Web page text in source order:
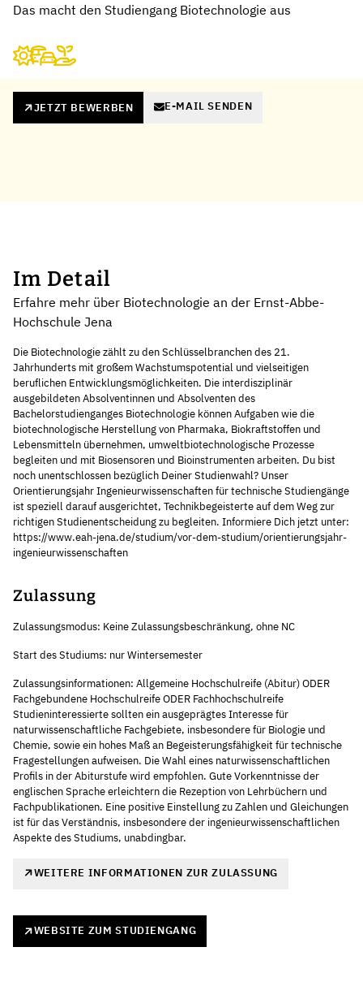
Das macht den Studiengang Biotechnologie aus
JETZT BEWERBEN E-MAIL SENDEN
Im Detail
Erfahre mehr über Biotechnologie an der Ernst-Abbe-
Hochschule Jena
Die Biotechnologie zählt zu den Schlüsselbranchen des 21.
Jahrhunderts mit großem Wachstumspotential und vielseitigen
beruflichen Entwicklungsmöglichkeiten. Die interdisziplinär
ausgebildeten Absolventinnen und Absolventen des
Bachelorstudienganges Biotechnologie können Aufgaben wie die
biotechnologische Herstellung von Pharmaka, Biokraftstoffen und
Lebensmitteln übernehmen, umweltbiotechnologische Prozesse
begleiten und mit Biosensoren und Bioinstrumenten arbeiten. Du bist
noch unentschlossen bezüglich Deiner Studienwahl? Unser
Orientierungsjahr Ingenieurwissenschaften für technische Studiengänge
ist speziell darauf ausgerichtet, Technikbegeisterte auf dem Weg zur
richtigen Studienentscheidung zu begleiten. Informiere Dich jetzt unter:
https://www.eah-jena.de/studium/vor-dem-studium/orientierungsjahr-
ingenieurwissenschaften
Zulassung
Zulassungsmodus: Keine Zulassungsbeschränkung, ohne NC
Start des Studiums: nur Wintersemester
Zulassungsinformationen: Allgemeine Hochschulreife (Abitur) ODER
Fachgebundene Hochschulreife ODER Fachhochschulreife
Studieninteressierte sollten ein ausgeprägtes Interesse für
naturwissenschaftliche Fachgebiete, insbesondere für Biologie und
Chemie, sowie ein hohes Maß an Begeisterungsfähigkeit für technische
Fragestellungen aufweisen. Die Wahl eines naturwissenschaftlichen
Profils in der Abiturstufe wird empfohlen. Gute Vorkenntnisse der
englischen Sprache erleichtern die Rezeption von Lehrbüchern und
Fachpublikationen. Eine positive Einstellung zu Zahlen und Gleichungen
ist für das Verständnis, insbesondere der ingenieurwissenschaftlichen
Aspekte des Studiums, unabdingbar.
WEITERE INFORMATIONEN ZUR ZULASSUNG
WEBSITE ZUM STUDIENGANG